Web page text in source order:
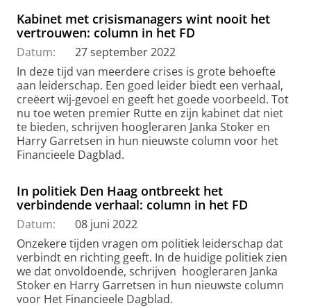
Kabinet met crisismanagers wint nooit het
vertrouwen: column in het FD
Datum:
27 september 2022
In deze tijd van meerdere crises is grote behoefte
aan leiderschap. Een goed leider biedt een verhaal,
creëert wij-gevoel en geeft het goede voorbeeld. Tot
nu toe weten premier Rutte en zijn kabinet dat niet
te bieden, schrijven hoogleraren Janka Stoker en
Harry Garretsen in hun nieuwste column voor het
Financieele Dagblad.
In politiek Den Haag ontbreekt het
verbindende verhaal: column in het FD
Datum:
08 juni 2022
Onzekere tijden vragen om politiek leiderschap dat
verbindt en richting geeft. In de huidige politiek zien
we dat onvoldoende, schrijven hoogleraren Janka
Stoker en Harry Garretsen in hun nieuwste column
voor Het Financieele Dagblad.